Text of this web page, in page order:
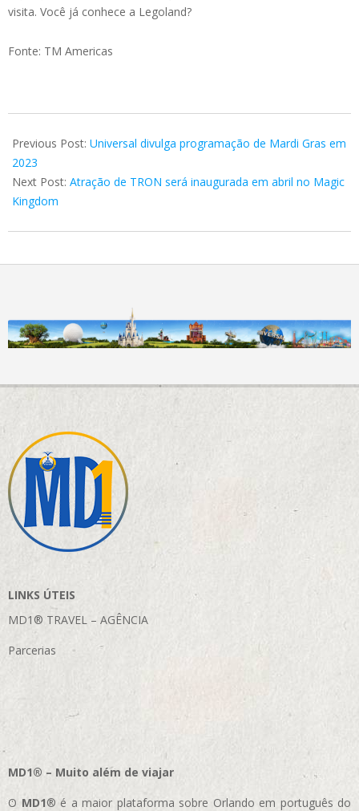
visita. Você já conhece a Legoland?
Fonte: TM Americas
01-
20
Previous Post: Universal divulga programação de Mardi Gras em
2023
Next Post: Atração de TRON será inaugurada em abril no Magic
Kingdom
LINKS ÚTEIS
MD1® TRAVEL – AGÊNCIA
Parcerias
MD1® – Muito além de viajar
O MD1® é a maior plataforma sobre Orlando em português do